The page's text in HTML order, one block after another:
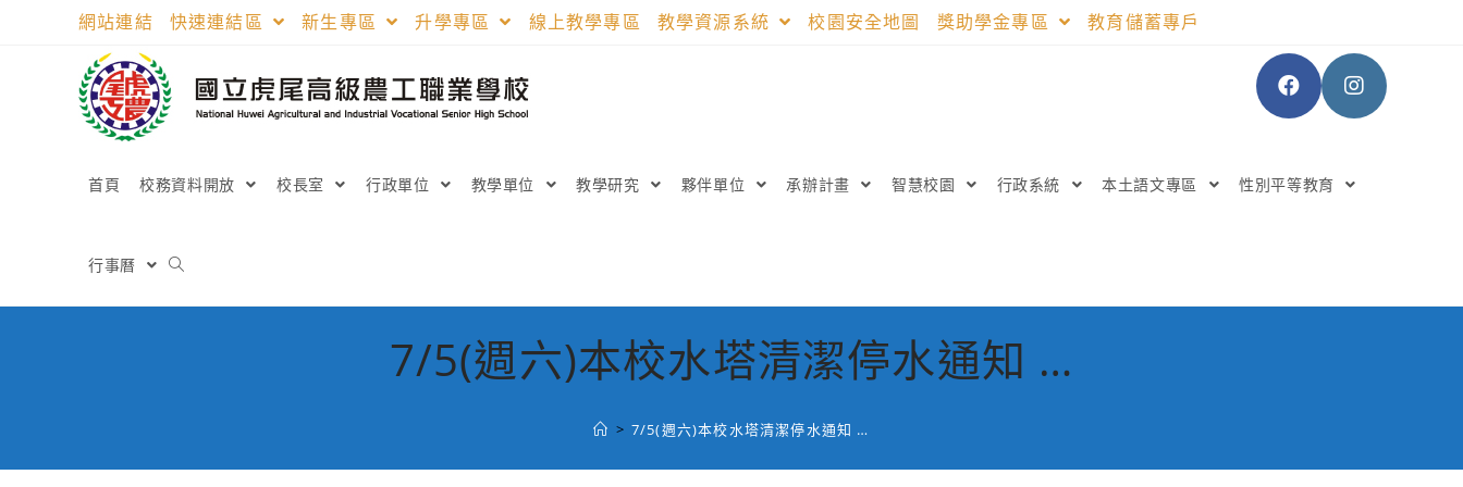
網站連結 快速連結區 新生專區 升學專區 線上教學專區 教學資源系統 校園安全地圖 獎助學金專區 教育儲蓄專戶
首頁 校務資料開放 校長室 行政單位 教學單位 教學研究 夥伴單位 承辦計畫 智慧校園 行政系統 本土語文專區 性別平等教育
行事曆
7/5(週六)本校水塔清潔停水通知 …
> 7/5(週六)本校水塔清潔停水通知 …